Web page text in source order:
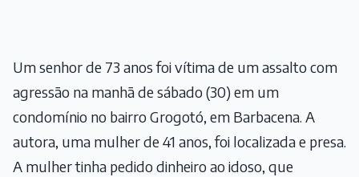
Um senhor de 73 anos foi vítima de um assalto com
agressão na manhã de sábado (30) em um
condomínio no bairro Grogotó, em Barbacena. A
autora, uma mulher de 41 anos, foi localizada e presa.
A mulher tinha pedido dinheiro ao idoso, que